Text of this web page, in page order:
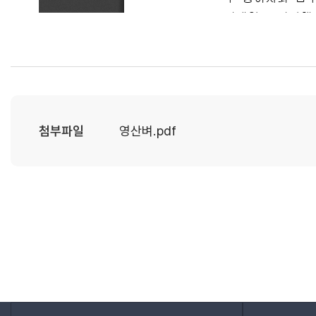
첨부파일 영산벼.pdf